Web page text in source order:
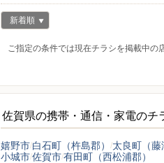
新着順
ご指定の条件では現在チラシを掲載中の
佐賀県の携帯・通信・家電のチ
嬉野市 白石町（杵島郡） 太良町（藤
小城市佐賀市有田町（西松浦郡）